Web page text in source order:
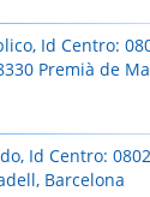
Id Centro:
Premià de
Id Centro:
Barcelona